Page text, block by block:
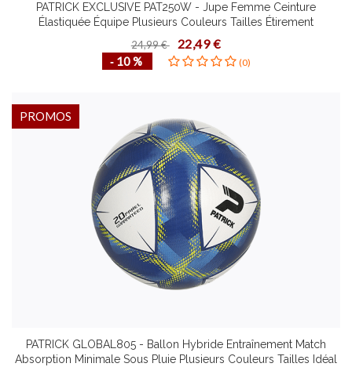
PATRICK EXCLUSIVE PAT250W - Jupe Femme Ceinture
Élastiquée Équipe Plusieurs Couleurs Tailles Étirement
Dynamique Séchage Rapide
24,99 € 22,49 €
‐ 10 % (0)
PATRICK GLOBAL805 - Ballon Hybride Entraînement Match
Absorption Minimale Sous Pluie Plusieurs Couleurs Tailles Idéal
PROMOS